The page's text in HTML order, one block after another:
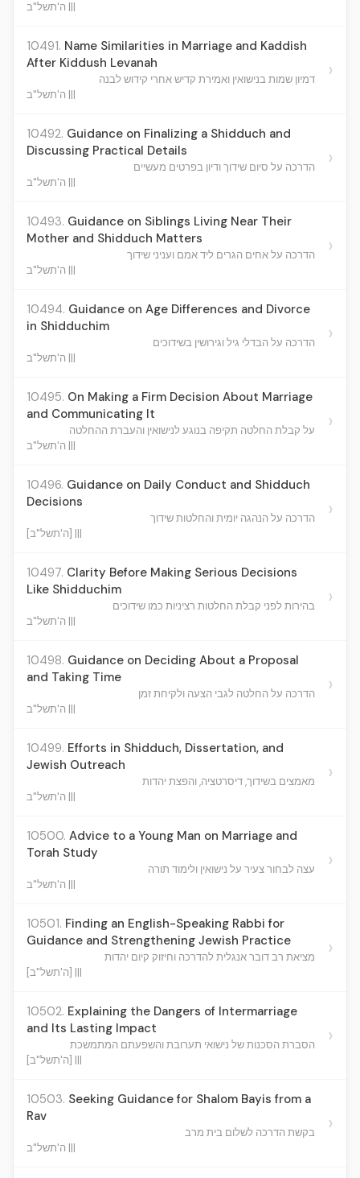
ה'תשל"ב |||
10491. Name Similarities in Marriage and Kaddish
After Kiddush Levanah
דמיון שמות בנישואין ואמירת קדיש אחרי קידוש לבנה
ה'תשל"ב |||
›
10492. Guidance on Finalizing a Shidduch and
Discussing Practical Details
הדרכה על סיום שידוך ודיון בפרטים מעשיים
ה'תשל"ב |||
›
10493. Guidance on Siblings Living Near Their
Mother and Shidduch Matters
הדרכה על אחים הגרים ליד אמם ועניני שידוך
ה'תשל"ב |||
›
10494. Guidance on Age Differences and Divorce
in Shidduchim
הדרכה על הבדלי גיל וגירושין בשידוכים
ה'תשל"ב |||
›
10495. On Making a Firm Decision About Marriage
and Communicating It
על קבלת החלטה תקיפה בנוגע לנישואין והעברת ההחלטה
ה'תשל"ב |||
›
10496. Guidance on Daily Conduct and Shidduch
Decisions
הדרכה על הנהגה יומית והחלטות שידוך
[ה'תשל"ב] |||
›
10497. Clarity Before Making Serious Decisions
Like Shidduchim
בהירות לפני קבלת החלטות רציניות כמו שידוכים
ה'תשל"ב |||
›
10498. Guidance on Deciding About a Proposal
and Taking Time
הדרכה על החלטה לגבי הצעה ולקיחת זמן
ה'תשל"ב |||
›
10499. Efforts in Shidduch, Dissertation, and
Jewish Outreach
מאמצים בשידוך, דיסרטציה, והפצת יהדות
ה'תשל"ב |||
›
10500. Advice to a Young Man on Marriage and
Torah Study
עצה לבחור צעיר על נישואין ולימוד תורה
ה'תשל"ב |||
›
10501. Finding an English-Speaking Rabbi for
Guidance and Strengthening Jewish Practice
מציאת רב דובר אנגלית להדרכה וחיזוק קיום יהדות
[ה'תשל"ב] |||
›
10502. Explaining the Dangers of Intermarriage
and Its Lasting Impact
הסברת הסכנות של נישואי תערובת והשפעתם המתמשכת
[ה'תשל"ב] |||
›
10503. Seeking Guidance for Shalom Bayis from a
Rav
בקשת הדרכה לשלום בית מרב
ה'תשל"ב |||
›